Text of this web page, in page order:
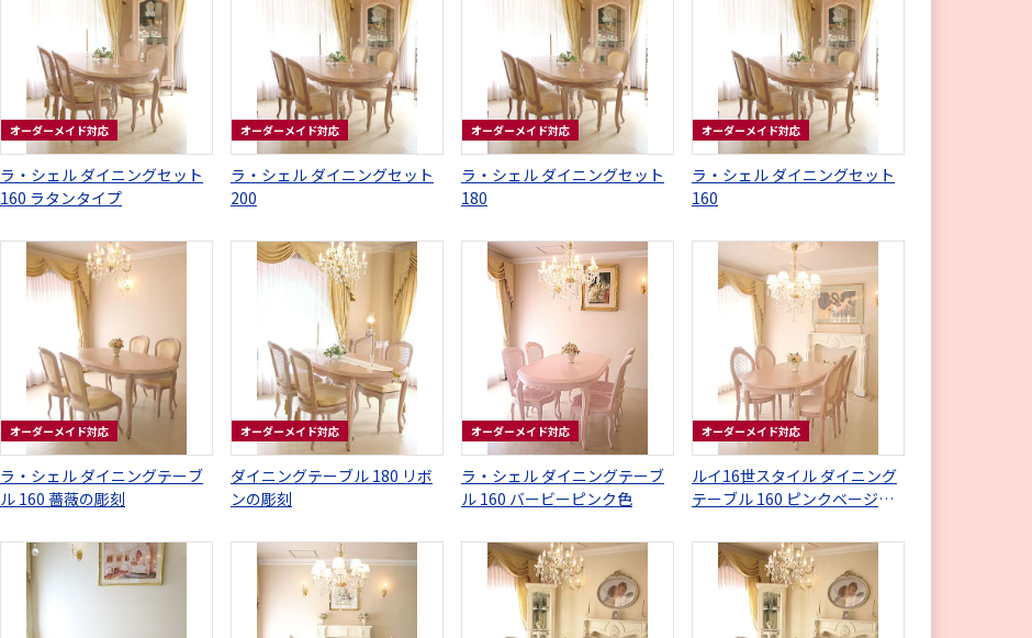
オーダーメイド対応
ラ・シェル ダイニングセット
160 ラタンタイプ
オーダーメイド対応
ラ・シェル ダイニングセット
200
オーダーメイド対応
ラ・シェル ダイニングセット
180
オーダーメイド対応
ラ・シェル ダイニングセット
160
オーダーメイド対応
ラ・シェル ダイニングテーブ
ル 160 薔薇の彫刻
オーダーメイド対応
ダイニングテーブル 180 リボ
ンの彫刻
オーダーメイド対応
ラ・シェル ダイニングテーブ
ル 160 バービーピンク色
オーダーメイド対応
ルイ16世スタイル ダイニング
テーブル 160 ピンクベージュ